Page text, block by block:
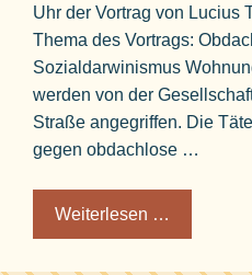
Uhr der Vortrag von Lucius
Thema des Vortrags:
Sozialdarwinismus
werden von der
Straße angegriffen. Die
gegen obdachlose …
Weiterlesen …